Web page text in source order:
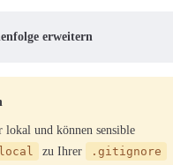
erweitern
lokal und können sensible
zu Ihrer
.gitignore